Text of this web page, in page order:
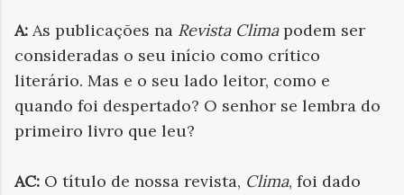
A: As publicações na Revista Climapodem ser
consideradas o seu início como crítico
literário. Mas e o seu lado leitor, como e
quando foi despertado? O senhor se lembra do
primeiro livro que leu?
AC: O título de nossa revista, Clima, foi dado